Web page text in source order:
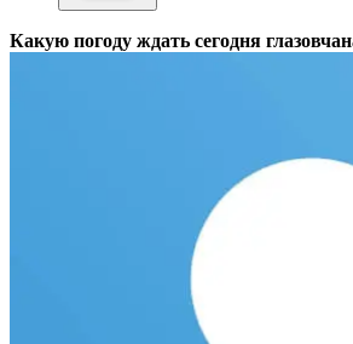
Какую погоду ждать сегодня